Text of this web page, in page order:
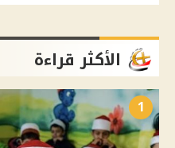
الأكثر قراءة
1